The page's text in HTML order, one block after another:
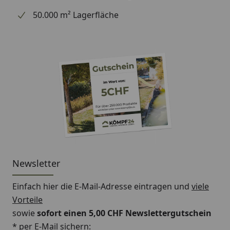
50.000 m² Lagerfläche
Newsletter
Einfach hier die E-Mail-Adresse eintragen und viele
Vorteile
sowiesofort einen 5,00 CHF Newslettergutschein
* per E-Mail sichern: